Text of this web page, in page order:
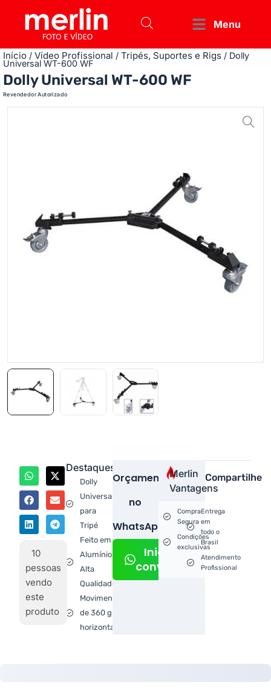
Menu
Início / Vídeo Profissional / Tripés, Suportes e Rigs / Dolly
Universal WT-600 WF
Dolly Universal WT-600 WF
Revendedor Autorizado
Destaques
Dolly
Universal
para
Tripé
Feito em
Alumínio
Alta
Qualidade
Movimentação
de 360 graus
horizontal
Orçamento
no
WhatsApp!
Iniciar
conversa
Compartilhe
10
pessoas
vendo
este
produto
Merlin
Vantagens
Compra
Segura
Condições
exclusivas
Entrega
em
todo o
Brasil
Atendimento
Profissional